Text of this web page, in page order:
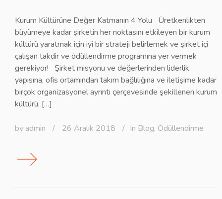
Kurum Kültürüne Değer Katmanın 4 Yolu Üretkenlikten
büyümeye kadar şirketin her noktasını etkileyen bir kurum
kültürü yaratmak için iyi bir strateji belirlemek ve şirket içi
çalışan takdir ve ödüllendirme programına yer vermek
gerekiyor! Şirket misyonu ve değerlerinden liderlik
yapısına, ofis ortamından takım bağlılığına ve iletişime kadar
birçok organizasyonel ayrıntı çerçevesinde şekillenen kurum
kültürü, […]
by admin / 26 Aralık 2018 / In Blog, Ödüllendirme